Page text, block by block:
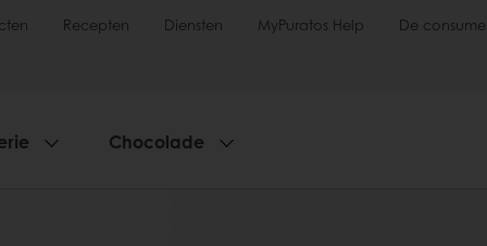
Recepten Diensten MyPuratos Help De
Chocolade